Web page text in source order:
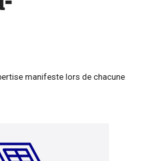
manifeste lors de chacune